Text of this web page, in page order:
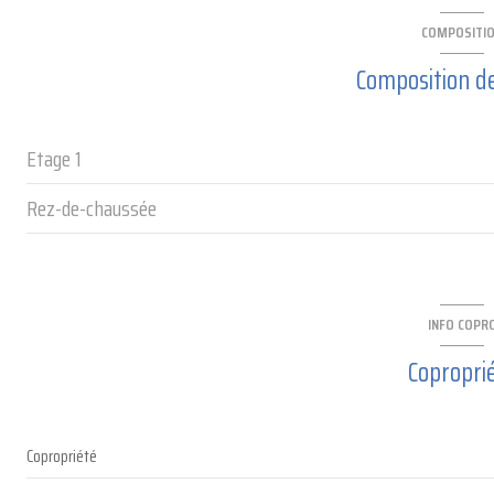
Composition
Etage 1
salon/sejour
salle de bain
Rez-de-chaussée
INFO
Copropriété